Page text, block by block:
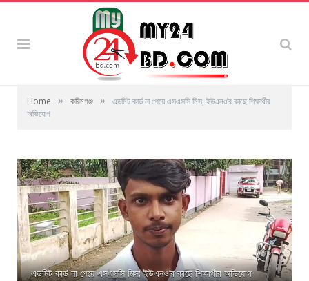
Home » করিমগঞ্জ »
এডমিট কার্ড না পেয়ে এসএসসি মিস; ইউএনও’র কাছে শিক্ষার্থীর
অভিযোগ
এডমিট কার্ড না পেয়ে এসএসসি মিস; ইউএনও’র কাছে শিক্ষার্থীর অভিযোগ